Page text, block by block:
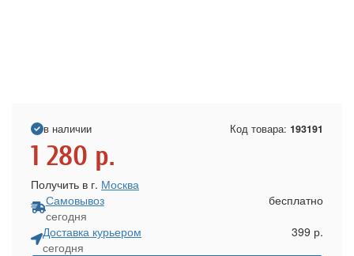
в наличии Код товара: 193191
1 280 р.
Получить в г. Москва
Самовывоз
сегодня
бесплатно
Доставка курьером
сегодня
399 р.